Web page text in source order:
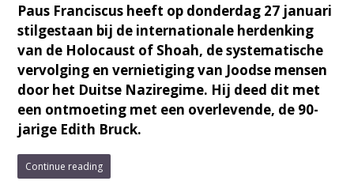
Paus Franciscus heeft op donderdag 27 januari
stilgestaan bij de internationale herdenking
van de Holocaust of Shoah, de systematische
vervolging en vernietiging van Joodse mensen
door het Duitse Naziregime. Hij deed dit met
een ontmoeting met een overlevende, de 90-
jarige Edith Bruck.
Continue reading